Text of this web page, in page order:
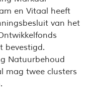
en Vitaal heeft
van het
bevestigd.
Natuurbehoud
mag twee clusters